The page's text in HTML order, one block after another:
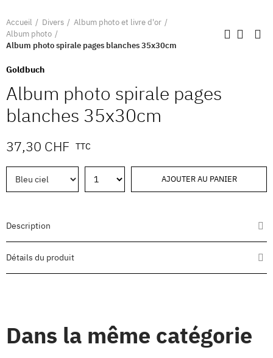
Accueil Divers
Album photo et livre d'or
Album photo
Album photo spirale pages blanches 35x30cm
Goldbuch
Album photo spirale pages
blanches 35x30cm
37,30 CHF TTC
AJOUTER AU PANIER
Description
Détails du produit
Dans la même catégorie